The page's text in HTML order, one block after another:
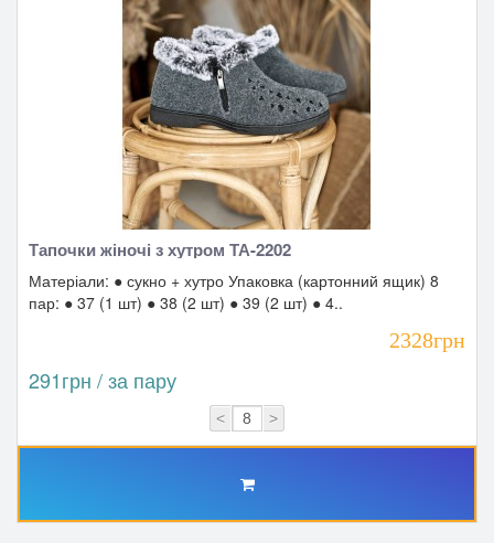
Тапочки жіночі з хутром ТА-2202
Матеріали: ● сукно + хутро Упаковка (картонний ящик) 8
пар: ● 37 (1 шт) ● 38 (2 шт) ● 39 (2 шт) ● 4..
2328грн
291грн / за пару
< >